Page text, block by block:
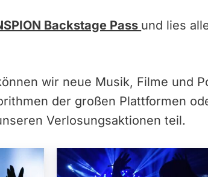
Backstage Pass und lies
wir neue Musik, Filme und
der großen Plattformen
Verlosungsaktionen teil.